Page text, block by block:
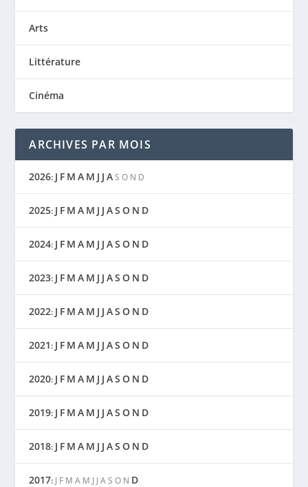
Arts
Littérature
Cinéma
ARCHIVES PAR MOIS
2026: J F M A M J J A S O N D
2025: J F M A M J J AS O N D
2024: J F M A M J J AS O N D
2023: J F M A M J J AS O N D
2022: J F M A M J J AS O N D
2021: J F M A M J J AS O N D
2020: J F M A M J J AS O N D
2019: J F M A M J J AS O N D
2018: J F M A M J J AS O N D
2017: J F M A M J J A S O N D